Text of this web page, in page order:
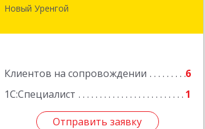
Новый Уренгой
Клиентов на сопровождении
6
1С:Специалист
1
Отправить заявку
629306, Ямало-Ненецкий АО, Новый
Подробнее
Отправить заявку